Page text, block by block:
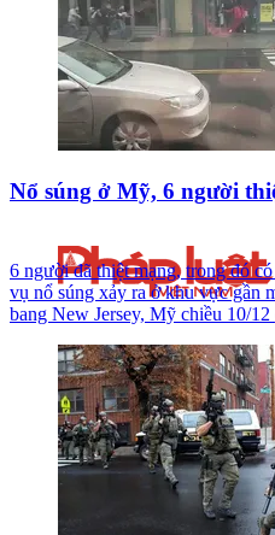
Nổ súng ở Mỹ, 6 người
6 người đã thiệt mạng, trong đó
vụ nổ súng xảy ra ở khu vực gần
bang New Jersey, Mỹ chiều 10/